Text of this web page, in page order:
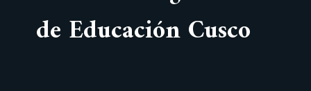
de Educación Cusco